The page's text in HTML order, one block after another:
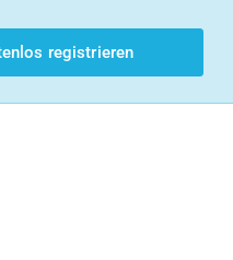
registrieren